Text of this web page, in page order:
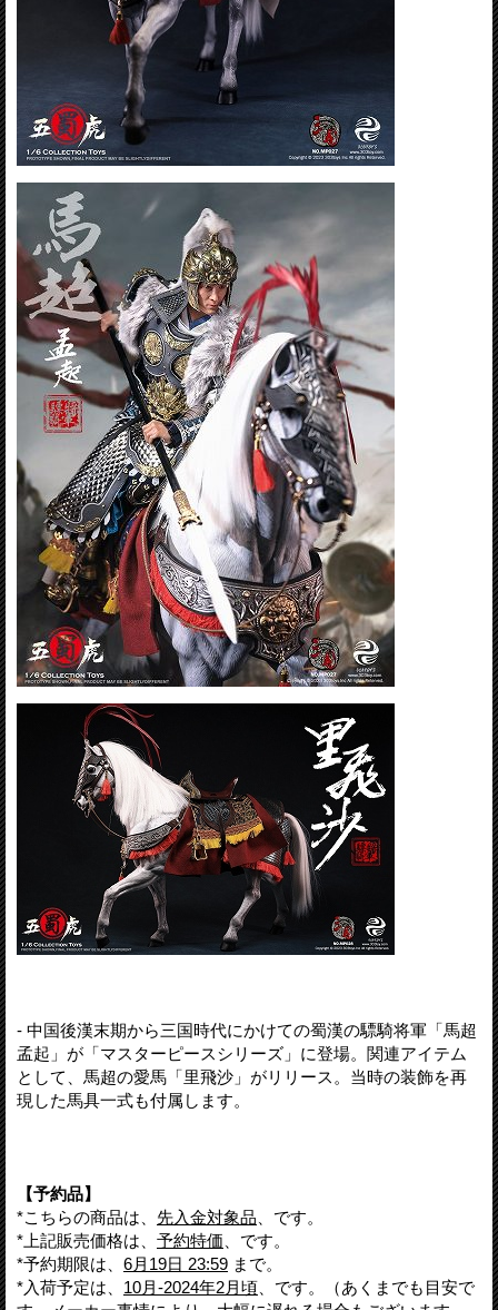
- 中国後漢末期から三国時代にかけての蜀漢の驃騎将軍「馬超
孟起」が「マスターピースシリーズ」に登場。関連アイテム
として、馬超の愛馬「里飛沙」がリリース。当時の装飾を再
現した馬具一式も付属します。
【予約品】
*こちらの商品は、 先入金対象品 、です。
*上記販売価格は、 予約特価 、です。
*予約期限は、 6月19日 23:59 まで。
*入荷予定は、 10月-2024年2月頃 、です。（あくまでも目安で